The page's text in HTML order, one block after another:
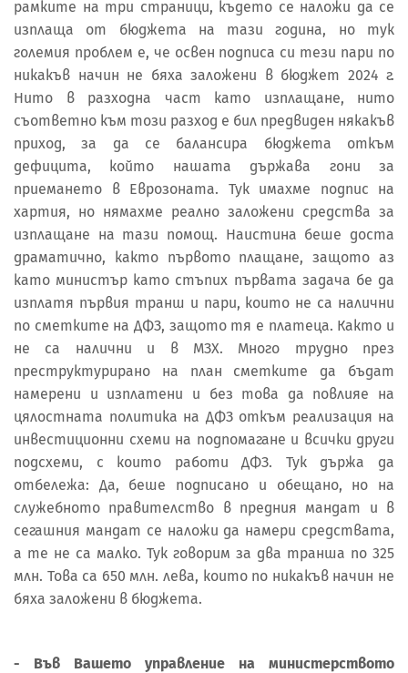
рамките на три страници, където се наложи да се
изплаща от бюджета на тази година, но тук
големия проблем е, че освен подписа си тези пари по
никакъв начин не бяха заложени в бюджет 2024 г.
Нито в разходна част като изплащане, нито
съответно към този разход е бил предвиден някакъв
приход, за да се балансира бюджета откъм
дефицита, който нашата държава гони за
приемането в Еврозоната. Тук имахме подпис на
хартия, но нямахме реално заложени средства за
изплащане на тази помощ. Наистина беше доста
драматично, както първото плащане, защото аз
като министър като стъпих първата задача бе да
изплатя първия транш и пари, които не са налични
по сметките на ДФЗ, защото тя е платеца. Както и
не са налични и в МЗХ. Много трудно през
преструктурирано на план сметките да бъдат
намерени и изплатени и без това да повлияе на
цялостната политика на ДФЗ откъм реализация на
инвестиционни схеми на подпомагане и всички други
подсхеми, с които работи ДФЗ. Тук държа да
отбележа: Да, беше подписано и обещано, но на
служебното правителство в предния мандат и в
сегашния мандат се наложи да намери средствата,
а те не са малко. Тук говорим за два транша по 325
млн. Това са 650 млн. лева, които по никакъв начин не
бяха заложени в бюджета.
- Във Вашето управление на министерството